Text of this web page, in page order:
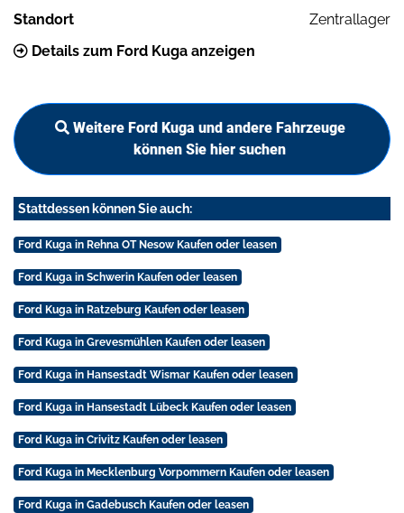
Standort
Zentrallager
Details zum Ford Kuga anzeigen
Weitere Ford Kuga und andere Fahrzeuge
können Sie hier suchen
Stattdessen können Sie auch:
Ford Kuga in Rehna OT Nesow Kaufen oder leasen
Ford Kuga in Schwerin Kaufen oder leasen
Ford Kuga in Ratzeburg Kaufen oder leasen
Ford Kuga in Grevesmühlen Kaufen oder leasen
Ford Kuga in Hansestadt Wismar Kaufen oder leasen
Ford Kuga in Hansestadt Lübeck Kaufen oder leasen
Ford Kuga in Crivitz Kaufen oder leasen
Ford Kuga in Mecklenburg Vorpommern Kaufen oder leasen
Ford Kuga in Gadebusch Kaufen oder leasen